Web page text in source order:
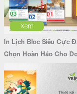
Xem
In Lịch Bloc Siêu Cực
Chọn Hoàn Hảo Cho